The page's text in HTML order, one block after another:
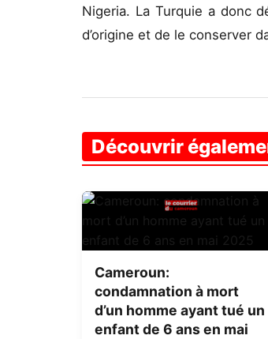
Nigeria. La Turquie a donc
d’origine et de le conserver
Découvrir
Cameroun:
condamnation à mort
d’un homme ayant tué un
enfant de 6 ans en mai